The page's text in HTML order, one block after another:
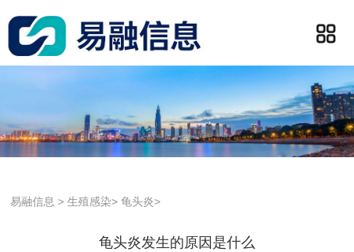
易融信息 >生殖感染>龟头炎>
龟头炎发生的原因是什么